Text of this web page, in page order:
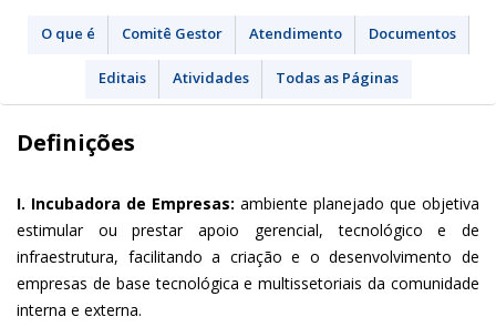
O que é Comitê Gestor Atendimento Documentos
Editais Atividades Todas as Páginas
Definições
I. Incubadora de Empresas: ambiente planejado que objetiva
estimular ou prestar apoio gerencial, tecnológico e de
infraestrutura, facilitando a criação e o desenvolvimento de
empresas de base tecnológica e multissetoriais da comunidade
interna e externa.